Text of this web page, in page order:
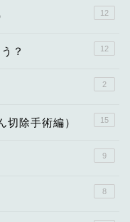
12
？ 12
2
切除手術編） 15
9
8